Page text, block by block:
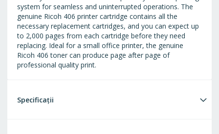
system for seamless and uninterrupted operations. The
genuine Ricoh 406 printer cartridge contains all the
necessary replacement cartridges, and you can expect up
to 2,000 pages from each cartridge before they need
replacing. Ideal for a small office printer, the genuine
Ricoh 406 toner can produce page after page of
professional quality print.
Specificații